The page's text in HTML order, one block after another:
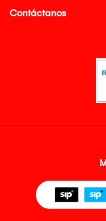
Contáctanos